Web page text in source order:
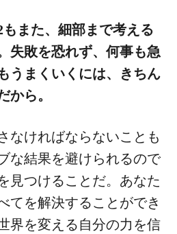
また、細部まで考える
失敗を恐れず、何事も急
うまくいくには、きちん
から。
なければならないことも
な結果を避けられるので
見つけることだ。あなた
てを解決することができ
界を変える自分の力を信